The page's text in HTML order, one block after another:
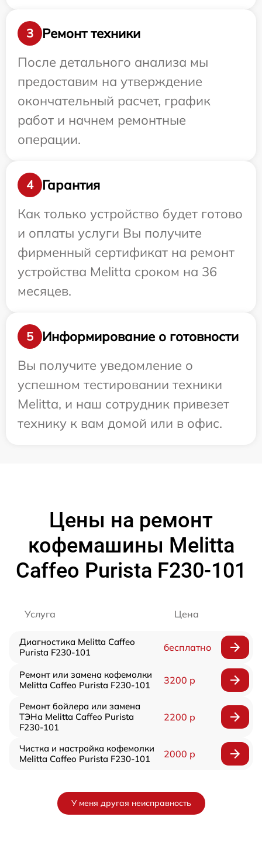
3
Ремонт техники
После детального анализа мы
предоставим на утверждение
окончательный расчет, график
работ и начнем ремонтные
операции.
4
Гарантия
Как только устройство будет готово
и оплаты услуги Вы получите
фирменный сертификат на ремонт
устройства Melitta сроком на 36
месяцев.
5
Информирование о готовности
Вы получите уведомление о
успешном тестировании техники
Melitta, и наш сотрудник привезет
технику к вам домой или в офис.
Цены на ремонт
кофемашины Melitta
Caffeo Purista F230-101
Услуга Цена
Диагностика Melitta Caffeo
Purista F230-101
бесплатно
Ремонт или замена кофемолки
Melitta Caffeo Purista F230-101
3200 р
Ремонт бойлера или замена
ТЭНа Melitta Caffeo Purista
F230-101
2200 р
Чистка и настройка кофемолки
Melitta Caffeo Purista F230-101
2000 р
У меня другая неисправность